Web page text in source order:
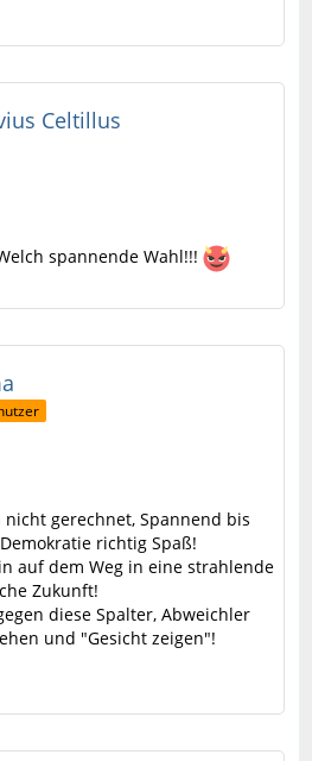
Celtillus
spannende Wahl!!!
gerechnet, Spannend bis
richtig Spaß!
auf dem Weg in eine strahlende
Zukunft!
diese Spalter, Abweichler
und "Gesicht zeigen"!